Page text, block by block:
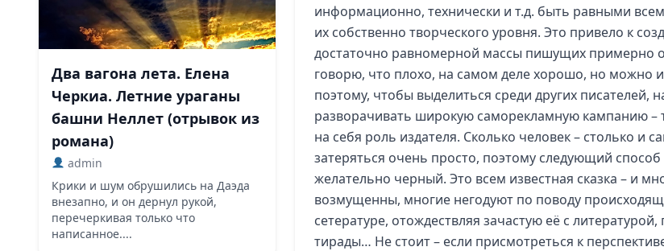
Два вагона лета. Елена
Черкиа. Летние ураганы
башни Неллет (отрывок из
романа)
admin
Крики и шум обрушились на Даэда
внезапно, и он дернул рукой,
перечеркивая только что
написанное....
информационно, технически и т.д. быть равными
их собственно творческого уровня. Это привело к
достаточно равномерной массы пишущих примерно
говорю, что плохо, на самом деле хорошо, но можно
поэтому, чтобы выделиться среди других писателей,
разворачивать широкую саморекламную кампанию –
на себя роль издателя. Сколько человек – столько и
затеряться очень просто, поэтому следующий способ
желательно черный. Это всем известная сказка – и
возмущенны, многие негодуют по поводу
сетературе, отождествляя зачастую её с
тирады… Не стоит – если присмотреться к